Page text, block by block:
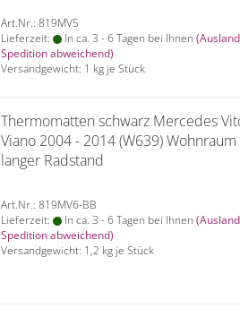
Art.Nr.: 819MV5
Lieferzeit:
In ca. 3 - 6 Tagen bei Ihnen
Spedition abweichend)
Versandgewicht: 1 kg je Stück
Thermomatten schwarz Mercedes
Viano 2004 - 2014 (W639)
langer Radstand
Art.Nr.: 819MV6-BB
Lieferzeit:
In ca. 3 - 6 Tagen bei Ihnen
Spedition abweichend)
Versandgewicht: 1,2 kg je Stück